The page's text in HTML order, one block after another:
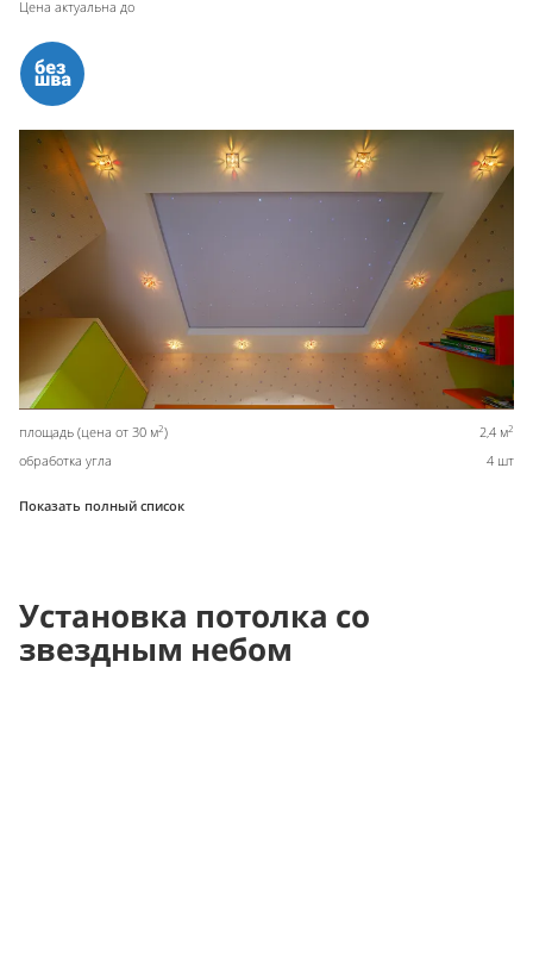
Цена актуальна до
площадь (цена от 30 м2) 2,4 м2
обработка угла 4 шт
Показать полный список
Установка потолка со
звездным небом